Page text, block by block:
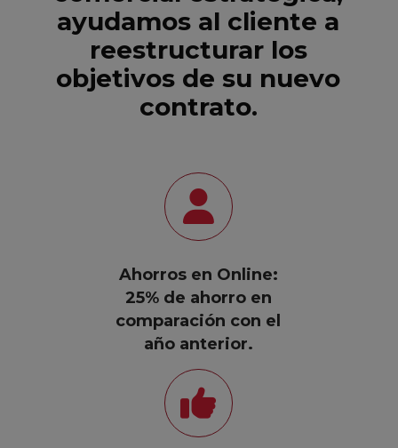
ayudamos al cliente a
reestructurar los
objetivos de su nuevo
contrato.
Ahorros en Online:
25% de ahorro en
comparación con el
año anterior.